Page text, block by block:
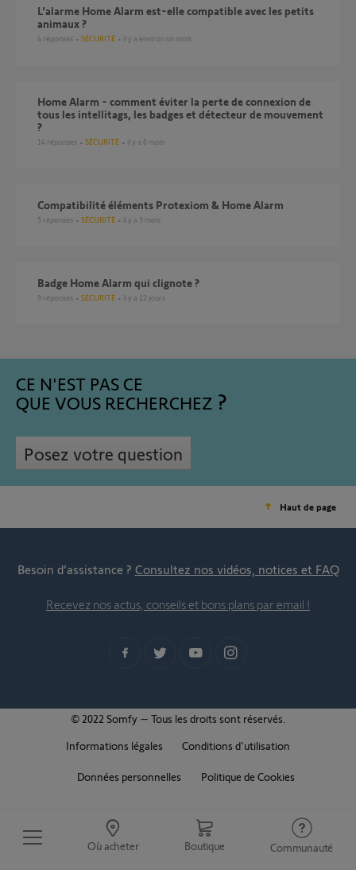
Où acheter Boutique Communauté
L'alarme Home Alarm est-elle compatible avec les petits
animaux ?
4 réponses SÉCURITÉ il y a environ un mois
Home Alarm - comment éviter la perte de connexion de
tous les intellitags, les badges et détecteur de mouvement
?
14 réponses SÉCURITÉ il y a 6 mois
Compatibilité éléments Protexiom & Home Alarm
5 réponses SÉCURITÉ il y a 3 mois
Badge Home Alarm qui clignote ?
9 réponses SÉCURITÉ il y a 12 jours
CE N'EST PAS CE
QUE VOUS RECHERCHEZ
Posez votre question
Haut de page
Besoin d’assistance ? Consultez nos vidéos, notices et FAQ
Recevez nos actus, conseils et bons plans par email !
© 2022 Somfy – Tous les droits sont réservés.
Informations légales
Conditions d'utilisation
Données personnelles Politique de Cookies